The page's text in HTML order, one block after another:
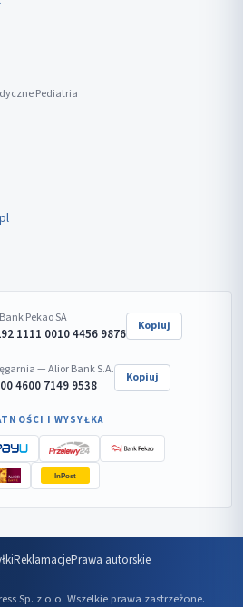
Pediatria
Pekao SA
1111 0010 4456 9876 Kopiuj
— Alior Bank S.A.
4600 7149 9538 Kopiuj
I WYSYŁKA
InPost
ReklamacjePrawa autorskie
Sp. z o.o. Wszelkie prawa zastrzeżone.